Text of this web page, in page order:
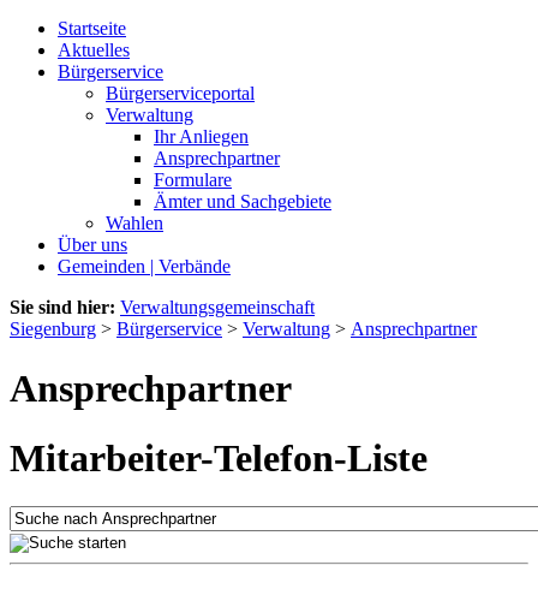
Startseite
Aktuelles
Bürgerservice
Bürgerserviceportal
Verwaltung
Ihr Anliegen
Ansprechpartner
Formulare
Ämter und Sachgebiete
Wahlen
Über uns
Gemeinden | Verbände
Sie sind hier: Verwaltungsgemeinschaft
Siegenburg > Bürgerservice > Verwaltung > Ansprechpartner
Ansprechpartner
Mitarbeiter-Telefon-Liste